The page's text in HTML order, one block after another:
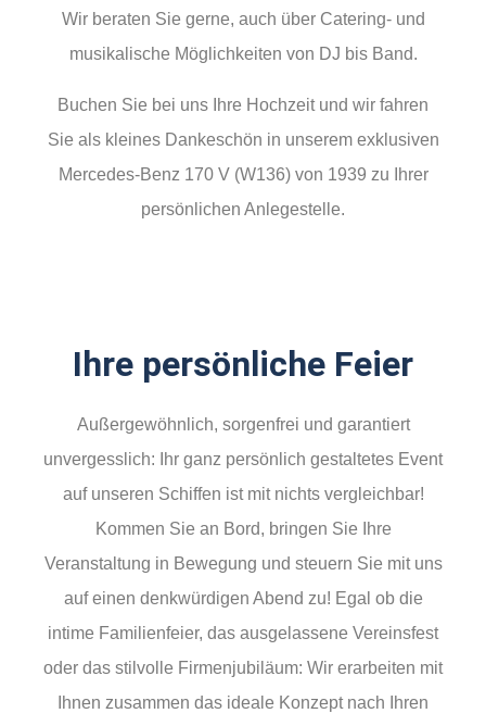
Wir beraten Sie gerne, auch über Catering- und
musikalische Möglichkeiten von DJ bis Band.
Buchen Sie bei uns Ihre Hochzeit und wir fahren
Sie als kleines Dankeschön in unserem exklusiven
Mercedes-Benz 170 V (W136) von 1939 zu Ihrer
persönlichen Anlegestelle.
Ihre persönliche Feier
Außergewöhnlich, sorgenfrei und garantiert
unvergesslich: Ihr ganz persönlich gestaltetes Event
auf unseren Schiffen ist mit nichts vergleichbar!
Kommen Sie an Bord, bringen Sie Ihre
Veranstaltung in Bewegung und steuern Sie mit uns
auf einen denkwürdigen Abend zu! Egal ob die
intime Familienfeier, das ausgelassene Vereinsfest
oder das stilvolle Firmenjubiläum: Wir erarbeiten mit
Ihnen zusammen das ideale Konzept nach Ihren